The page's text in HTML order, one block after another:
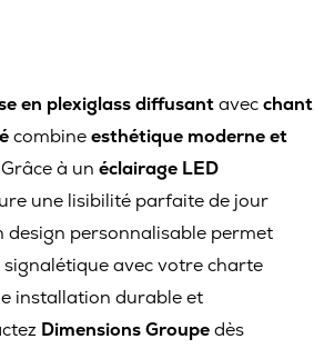
en plexiglass diffusantavecchant
combineesthétique moderne et
à un éclairage LED
une lisibilité parfaite de jour
design personnalisable permet
avec votre charte
installation durable et
Dimensions Groupedès